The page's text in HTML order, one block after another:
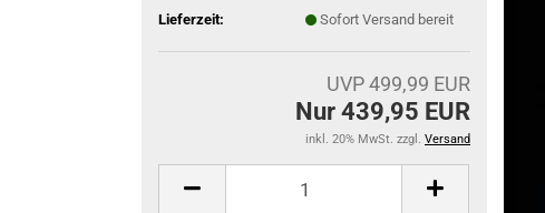
Lieferzeit:
Sofort Versand bereit
UVP 499,99 EUR
Nur 439,95 EUR
inkl. 20% MwSt. zzgl. Versand